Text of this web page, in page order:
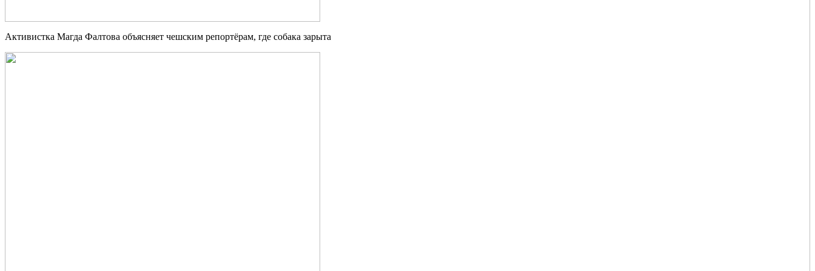
Активистка Магда Фалтова объясняет чешским репортёрам, где собака зарыта